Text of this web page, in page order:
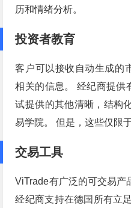
历和情绪分析。
投资者教育
客户可以接收自动生成的
相关的信息。 经纪商提供
试提供的其他清晰，结构
易学院。 但是，这些仅限
交易工具
ViTrade有广泛的可交易产
经纪商支持在德国所有立